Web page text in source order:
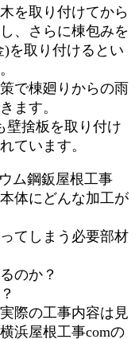
を取り付けてから
、さらに棟包みを
を取り付けるとい
で棟廻りからの雨
ます。
壁捨板を取り付け
ています。
体にどんな加工が
てしまう必要部材
のか？
際の工事内容は見
浜屋根工事comの